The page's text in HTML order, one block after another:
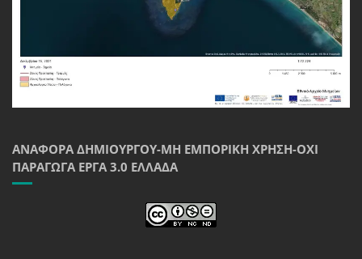
ΑΝΑΦΟΡΆ ΔΗΜΙΟΥΡΓΟΎ-ΜΗ ΕΜΠΟΡΙΚΉ ΧΡΉΣΗ-ΌΧΙ
ΠΑΡΆΓΩΓΑ ΈΡΓΑ 3.0 ΕΛΛΆΔΑ